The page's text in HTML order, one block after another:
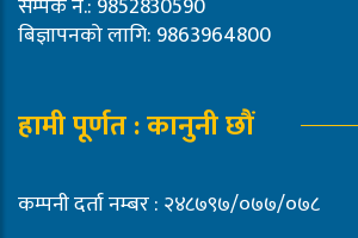
बिज्ञापनको लागि: 9863964800
हामी पूर्णत : कानुनी छौं
कम्पनी दर्ता नम्बर : २४८७९७/०७७/०७८